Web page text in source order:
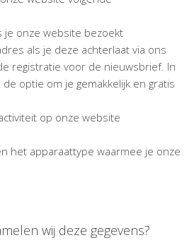
je onze website bezoekt
als je deze achterlaat via ons
registratie voor de nieuwsbrief. In
optie om je gemakkelijk en gratis
op onze website
het apparaattype waarmee je onze
wij deze gegevens?